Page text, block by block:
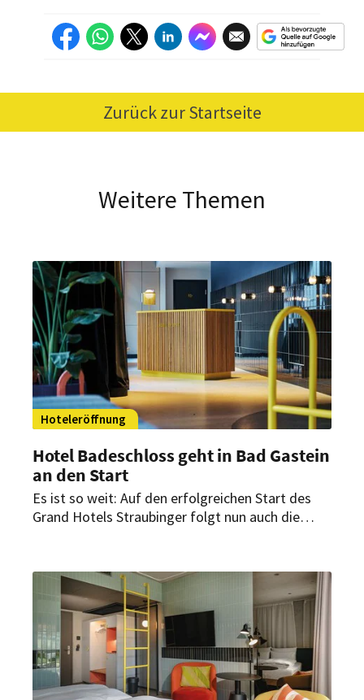
Zurück zur Startseite
Weitere Themen
Hoteleröffnung
Hotel Badeschloss geht in Bad Gastein
an den Start
Es ist so weit: Auf den erfolgreichen Start des
Grand Hotels Straubinger folgt nun auch die
dreijähriger Sanierung durch die Hirmer-Gruppe
vereint es heute kosmopolitische Lebendigkeit
und wohltuende Leichtigkeit mit
geschichtsträchtiger Badekultur.